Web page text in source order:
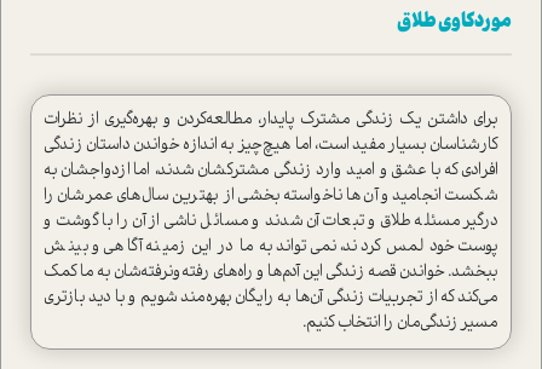
مورد‌کاوی طلاق
برای داشتن یک زندگی مشترک پایدار، مطالعه‌کردن و بهره‌گیری از نظرات
کارشناسان بسیار مفید است، اما هیچ‌چیز به اندازه خواندن داستان زندگی
افرادی که با عشق و امید وارد زندگی مشترکشان شدند، اما ازدواجشان به
شکست انجامید و آن‌ها ناخواسته بخشی از بهترین سال‌های عمرشان را
درگیر مسئله طلاق و تبعات آن شدند و مسائل ناشی از آن را با گوشت و
پوست خود لمس کردند، نمی‌تواند به ما در این زمینه آگاهی و بینش
ببخشد. خواندن قصه زندگی این آدم‌ها و راه‌‌های رفته‌و‌نرفته‌شان به ما کمک
می‌کند که از تجربیات زندگی آن‌ها به رایگان بهره‌مند شویم و با دید بازتری
مسیر زندگی‌مان را انتخاب کنیم.